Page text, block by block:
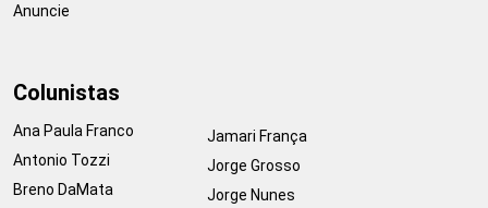
Anuncie
Colunistas
Ana Paula Franco
Antonio Tozzi
Breno DaMata
Jamari França
Jorge Grosso
Jorge Nunes